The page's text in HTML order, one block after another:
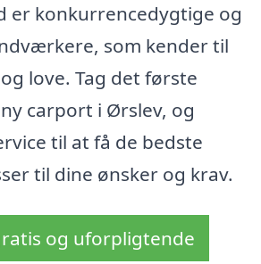
er konkurrencedygtige og
som kender til
love. Tag det første
carport i Ørslev, og
til at få de bedste
til dine ønsker og krav.
og uforpligtende